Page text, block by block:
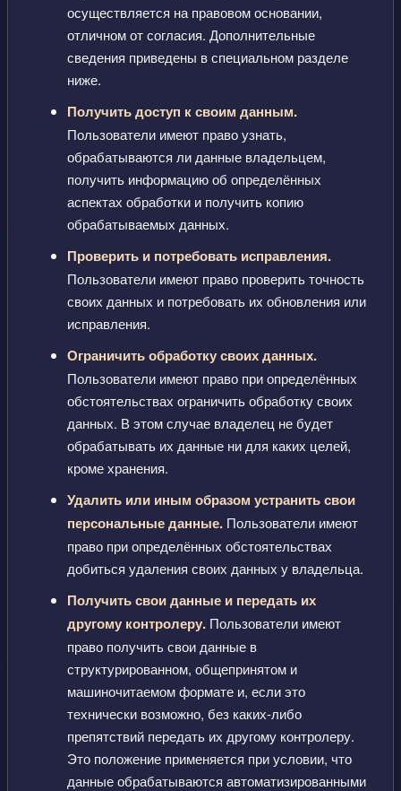
осуществляется на правовом основании,
отличном от согласия. Дополнительные
сведения приведены в специальном разделе
ниже.
Получить доступ к своим данным.
Пользователи имеют право узнать,
обрабатываются ли данные владельцем,
получить информацию об определённых
аспектах обработки и получить копию
обрабатываемых данных.
Проверить и потребовать исправления.
Пользователи имеют право проверить точность
своих данных и потребовать их обновления или
исправления.
Ограничить обработку своих данных.
Пользователи имеют право при определённых
обстоятельствах ограничить обработку своих
данных. В этом случае владелец не будет
обрабатывать их данные ни для каких целей,
кроме хранения.
Удалить или иным образом устранить свои
персональные данные. Пользователи имеют
право при определённых обстоятельствах
добиться удаления своих данных у владельца.
Получить свои данные и передать их
другому контролеру. Пользователи имеют
право получить свои данные в
структурированном, общепринятом и
машиночитаемом формате и, если это
технически возможно, без каких-либо
препятствий передать их другому контролеру.
Это положение применяется при условии, что
данные обрабатываются автоматизированными